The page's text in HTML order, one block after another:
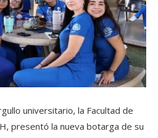
universitario, la Facultad de
presentó la nueva botarga de su